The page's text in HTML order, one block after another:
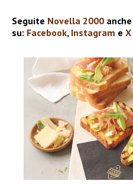
Seguite Novella 2000 anche
su: Facebook, Instagram e X